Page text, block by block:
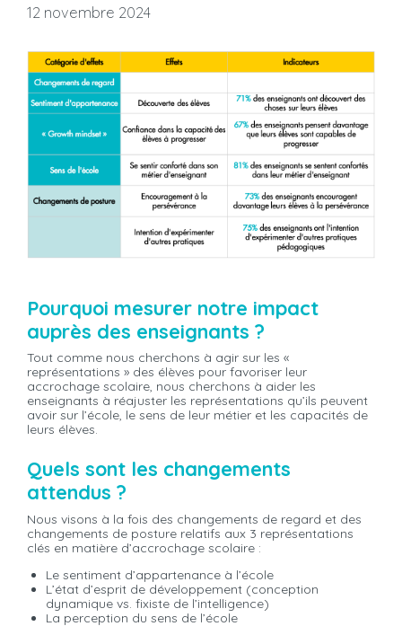
12 novembre 2024
Pourquoi mesurer notre impact
auprès des enseignants ?
Tout comme nous cherchons à agir sur les «
représentations » des élèves pour favoriser leur
accrochage scolaire, nous cherchons à aider les
enseignants à réajuster les représentations qu’ils peuvent
avoir sur l’école, le sens de leur métier et les capacités de
leurs élèves.
Quels sont les changements
attendus ?
Nous visons à la fois des changements de regard et des
changements de posture relatifs aux 3 représentations
clés en matière d’accrochage scolaire :
Le sentiment d’appartenance à l’école
L’état d’esprit de développement (conception
dynamique vs. fixiste de l’intelligence)
La perception du sens de l’école